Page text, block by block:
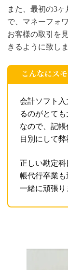
また、最初の3ヶ
で、マネーフォ
お客様の取引を
きるように致しま
こんなにス
会計ソフト
るのがとても
なので、記
目別にして弊
正しい勘定
帳代行卒業も
一緒に頑張り